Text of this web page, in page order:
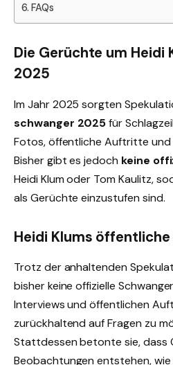
FAQs
Die Gerüchte um Heidi
2025
Im Jahr 2025 sorgten
schwanger 2025für
Fotos, öffentliche Auftritte und
Bisher gibt es jedoch keine
Heidi Klum oder Tom Kaulitz,
als Gerüchte einzustufen sind.
Heidi Klums
Trotz der anhaltenden
bisher keine offizielle
Interviews und öffentlichen
zurückhaltend auf Fragen zu
Stattdessen betonte sie, dass
Beobachtungen entstehen,